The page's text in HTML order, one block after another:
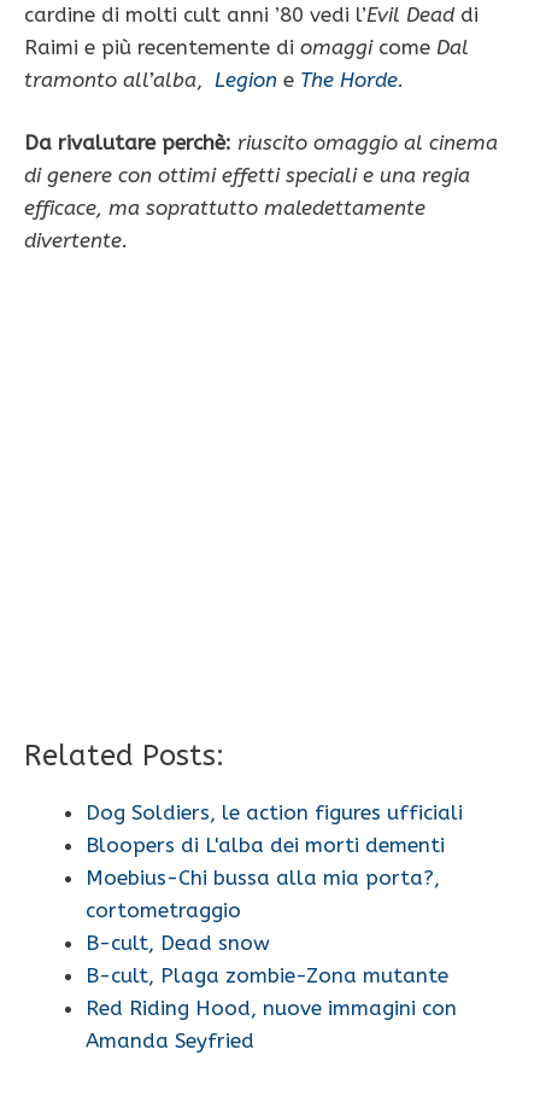
cardine di molti cult anni ’80 vedi l’Evil Dead di
Raimi e più recentemente di omaggicome Dal
tramonto all’alba, Legion e The Horde.
Da rivalutare perchè: riuscito omaggio al cinema
di genere con ottimi effetti speciali e una regia
efficace, ma soprattutto maledettamente
divertente.
Related Posts:
Dog Soldiers, le action figures ufficiali
Bloopers di L'alba dei morti dementi
Moebius-Chi bussa alla mia porta?,
cortometraggio
B-cult, Dead snow
B-cult, Plaga zombie-Zona mutante
Red Riding Hood, nuove immagini con
Amanda Seyfried